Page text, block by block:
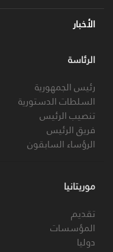
الأخبار
الرئاسة
رئيس الجمهورية
السلطات الدستورية
تنصيب الرئيس
فريق الرئيس
الرؤساء السابقون
موريتانيا
تقديم
المؤسسات
دوليا